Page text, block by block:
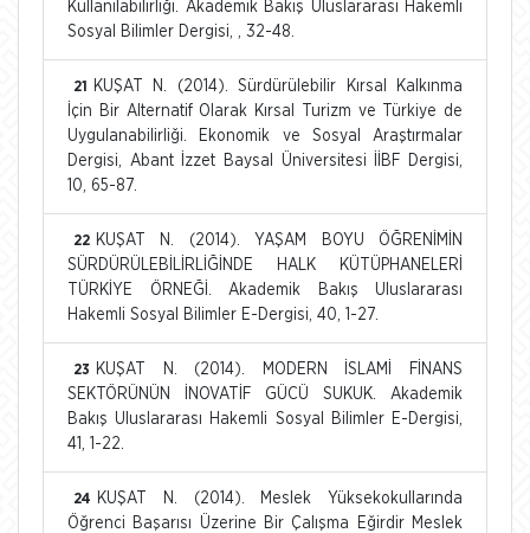
Kullanılabilirliği. Akademik Bakış Uluslararası Hakemli
Sosyal Bilimler Dergisi, , 32-48.
21
KUŞAT N. (2014). Sürdürülebilir Kırsal Kalkınma
İçin Bir Alternatif Olarak Kırsal Turizm ve Türkiye de
Uygulanabilirliği. Ekonomik ve Sosyal Araştırmalar
Dergisi, Abant İzzet Baysal Üniversitesi İİBF Dergisi,
10, 65-87.
22 KUŞAT N. (2014). YAŞAM BOYU ÖĞRENİMİN
SÜRDÜRÜLEBİLİRLİĞİNDE HALK KÜTÜPHANELERİ
TÜRKİYE ÖRNEĞİ. Akademik Bakış Uluslararası
Hakemli Sosyal Bilimler E-Dergisi, 40, 1-27.
23
KUŞAT N. (2014). MODERN İSLAMİ FİNANS
SEKTÖRÜNÜN İNOVATİF GÜCÜ SUKUK. Akademik
Bakış Uluslararası Hakemli Sosyal Bilimler E-Dergisi,
41, 1-22.
24
KUŞAT N. (2014). Meslek Yüksekokullarında
Öğrenci Başarısı Üzerine Bir Çalışma Eğirdir Meslek